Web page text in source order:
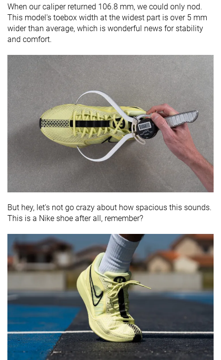
When our caliper returned 106.8 mm, we could only nod.
This model's toebox width at the widest part is over 5 mm
wider than average, which is wonderful news for stability
and comfort.
But hey, let's not go crazy about how spacious this sounds.
This is a Nike shoe after all, remember?